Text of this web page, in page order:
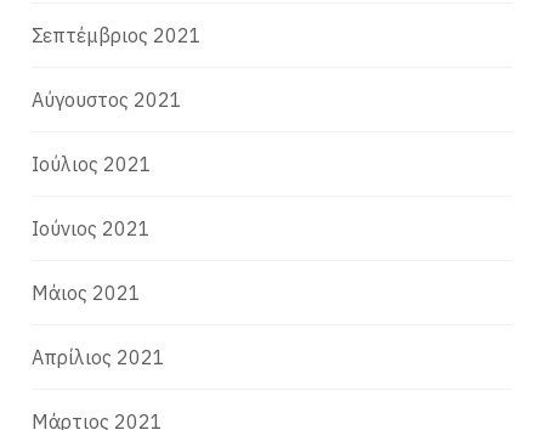
Σεπτέμβριος 2021
Αύγουστος 2021
Ιούλιος 2021
Ιούνιος 2021
Μάιος 2021
Απρίλιος 2021
Μάρτιος 2021